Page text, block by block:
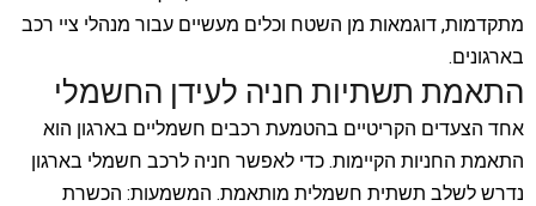
מתקדמות, דוגמאות מן השטח וכלים מעשיים עבור מנהלי ציי רכב
בארגונים.
התאמת תשתיות חניה לעידן החשמלי
אחד הצעדים הקריטיים בהטמעת רכבים חשמליים בארגון הוא
התאמת החניות הקיימות. כדי לאפשר חניה לרכב חשמלי בארגון
נדרש לשלב תשתית חשמלית מותאמת. המשמעות: הכשרת